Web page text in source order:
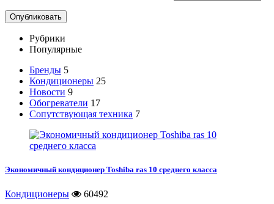
Рубрики
Популярные
Бренды 5
Кондиционеры 25
Новости 9
Обогреватели 17
Сопутствующая техника 7
Экономичный кондиционер Toshiba ras 10 среднего класса
Кондиционеры 60492